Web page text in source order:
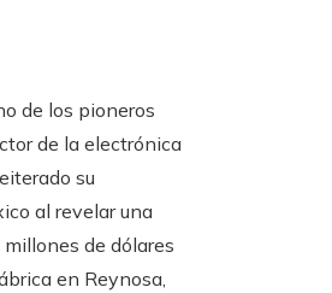
de los pioneros
de la electrónica
su
al revelar una
de dólares
en Reynosa,